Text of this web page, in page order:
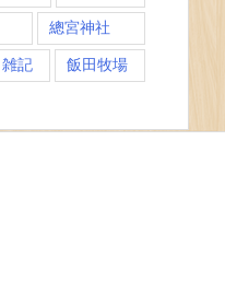
總宮神社
雑記 飯田牧場